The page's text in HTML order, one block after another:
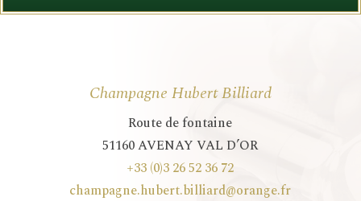
Champagne Hubert Billiard
Route de fontaine
51160 AVENAY VAL D’OR
+33 (0)3 26 52 36 72
champagne.hubert.billiard@orange.fr